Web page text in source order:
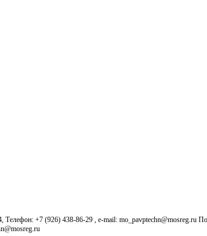
+7 (926) 438-86-29 , e-mail: mo_pavptechn@mosreg.ru